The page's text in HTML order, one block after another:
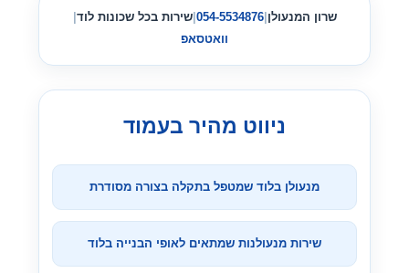
שרון המנעולן |
054-5534876
|שירות בכל שכונות לוד
וואטסאפ
ניווט מהיר בעמוד
מנעולן בלוד שמטפל בתקלה בצורה מסודרת
שירות מנעולנות שמתאים לאופי הבנייה בלוד